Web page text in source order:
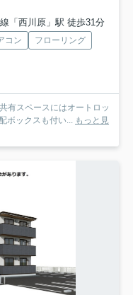
「西川原」駅 徒歩31分
コン
フローリング
有スペースにはオートロッ
ボックスも付い... もっと見